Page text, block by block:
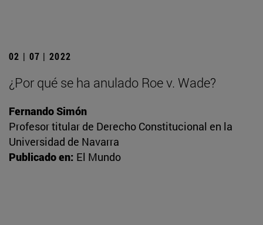
02 | 07 | 2022
¿Por qué se ha anulado Roe v. Wade?
Fernando Simón
Profesor titular de Derecho Constitucional en la
Universidad de Navarra
Publicado en: El Mundo